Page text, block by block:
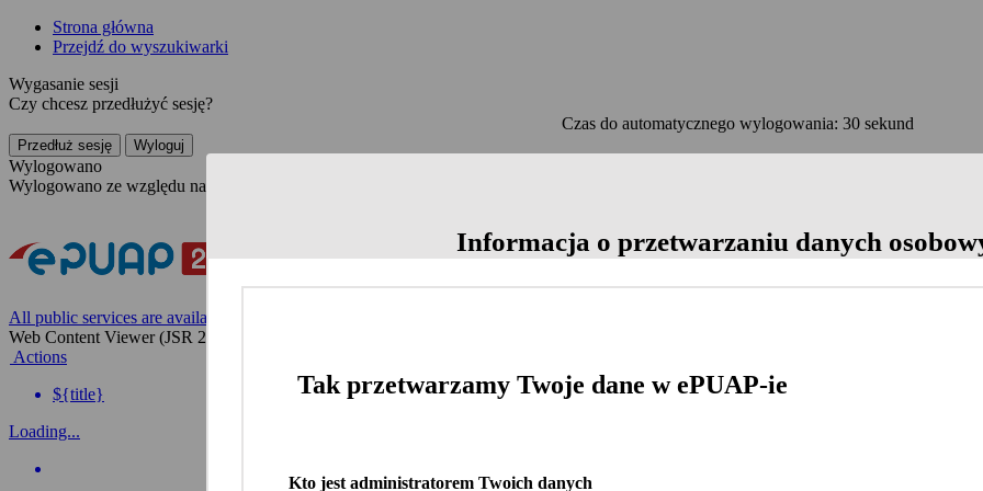
Strona główna
Przejdź do wyszukiwarki
Wygasanie sesji
Czy chcesz przedłużyć sesję?
Czas do automatycznego wylogowania: 30 sekund
Przedłuż sesję Wyloguj
Wylogowano
Wylogowano ze względu na nieaktywność
All public services are available on the Polish website
Informacja o przetwarzaniu danych
Tak przetwarzamy Twoje dane w ePUAP-ie
Kto jest administratorem Twoich danych
Web Content Viewer (JSR 286)
Actions
${title}
Loading...